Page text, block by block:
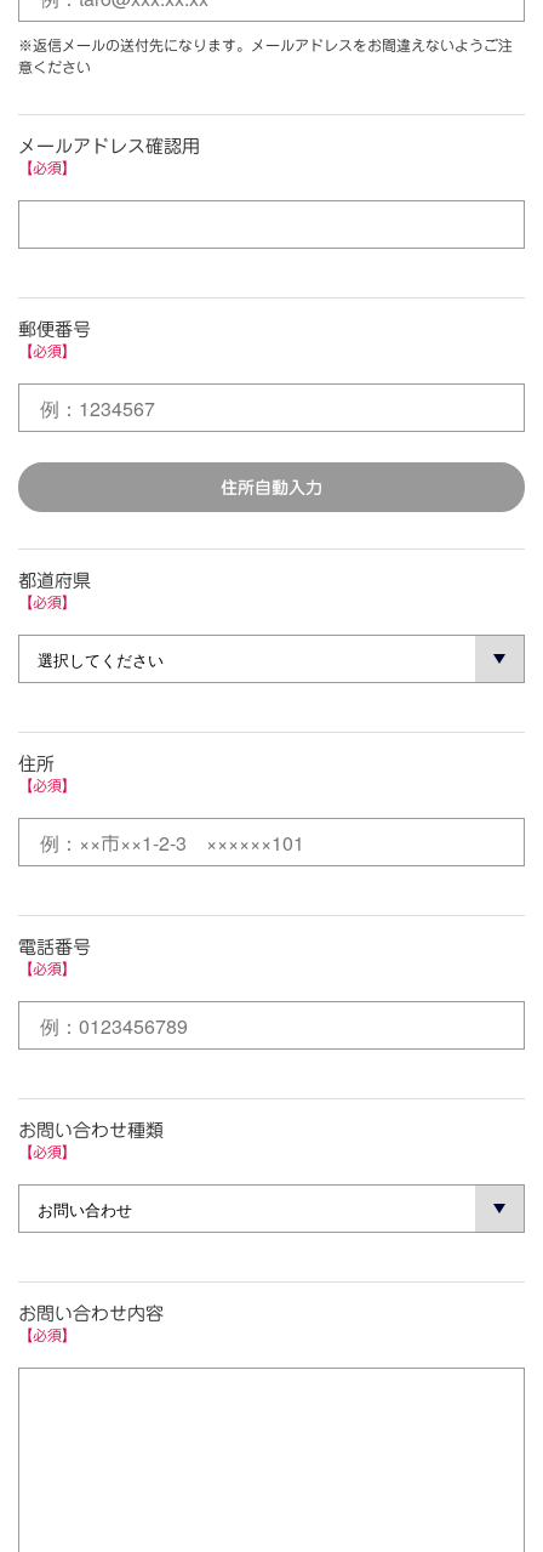
※返信メールの送付先になります。メールアドレスをお間違えないようご注
意ください
メールアドレス確認用
【必須】
郵便番号
【必須】
住所自動入力
都道府県
【必須】
住所
【必須】
電話番号
【必須】
お問い合わせ種類
【必須】
お問い合わせ内容
【必須】